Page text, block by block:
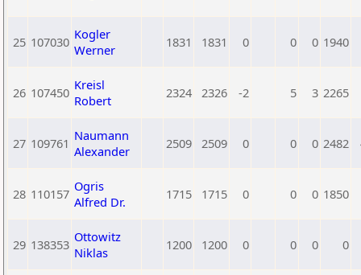
25 107030 Kogler
Werner
1831 1831 0 0 0 1940
26 107450 Kreisl
Robert
2324 2326 -2 5 3 2265
27 109761 Naumann
Alexander
2509 2509 0 0 0 2482
28 110157 Ogris
Alfred Dr.
1715 1715 0 0 0 1850
29 138353 Ottowitz
Niklas
1200 1200 0 0 0 0